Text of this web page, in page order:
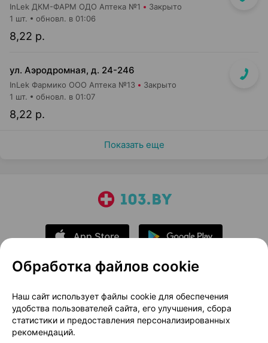
InLek ДКМ-ФАРМ ОДО Аптека №1 Закрыто
8,22 р.
1 шт. обновл. в 01:06
ул. Аэродромная, д. 24-246
InLek Фармико ООО Аптека №13 Закрыто
8,22 р.
1 шт. обновл. в 01:07
Показать еще
О проекте
Новости проекта
Размещение рекламы
Медицинский маркетинг
Публичный договор
Доставка
Обработка файлов cookie
Наш сайт использует файлы cookie для обеспечения
удобства пользователей сайта, его улучшения, сбора
статистики и предоставления персонализированных
рекомендаций.